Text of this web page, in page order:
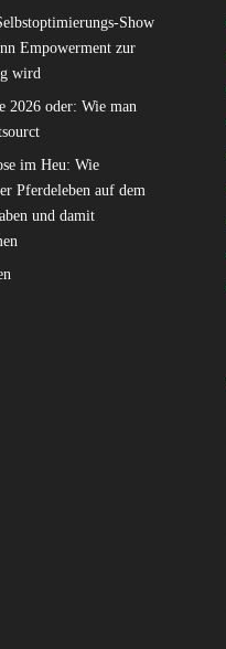
Show
Empowerment zur
wird
2026 oder: Wie man
im Heu: Wie
Pferdeleben auf dem
und damit